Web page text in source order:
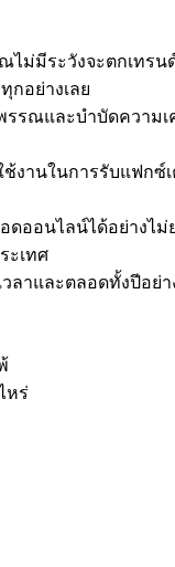
ม่มีระวังจะตกเทรน
อย่างเลย
รรณและบำบัดความ
ช้งานในการรับแฟกซ์
ดออนไลน์ได้อย่างไม่
ะเทศ
ลาและตลอดทั้งปีอ
หร่